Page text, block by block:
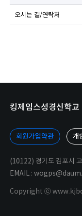
오시는 길/연락처
킹제임스성경신학교
회원가입약관 개
(10122) 경기도 김포시
EMAIL :
Copyright ⓒ